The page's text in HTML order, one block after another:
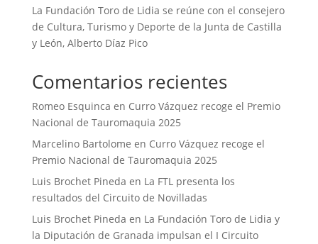
La Fundación Toro de Lidia se reúne con el consejero
de Cultura, Turismo y Deporte de la Junta de Castilla
y León, Alberto Díaz Pico
Comentarios recientes
Romeo Esquinca en Curro Vázquez recoge el Premio
Nacional de Tauromaquia 2025
Marcelino Bartolome en Curro Vázquez recoge el
Premio Nacional de Tauromaquia 2025
Luis Brochet Pineda en La FTL presenta los
resultados del Circuito de Novilladas
Luis Brochet Pineda en La Fundación Toro de Lidia y
la Diputación de Granada impulsan el I Circuito